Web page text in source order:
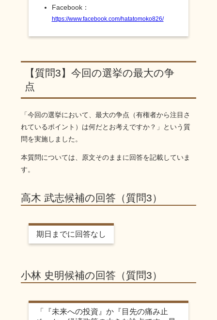
Facebook：
https://www.facebook.com/hatatomoko826/
【質問3】今回の選挙の最大の争
点
「今回の選挙において、最大の争点（有権者から注目さ
れているポイント）は何だとお考えですか？」という質
問を実施しました。
本質問については、原文そのままに回答を記載していま
す。
高木 武志候補の回答（質問3）
期日までに回答なし
小林 史明候補の回答（質問3）
「『未来への投資』か『目先の痛み止